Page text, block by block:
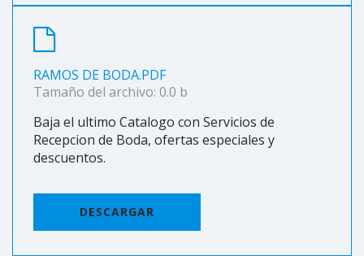
RAMOS DE BODA.PDF
Tamaño del archivo: 0.0 b
Baja el ultimo Catalogo con Servicios de
Recepcion de Boda, ofertas especiales y
descuentos.
DESCARGAR